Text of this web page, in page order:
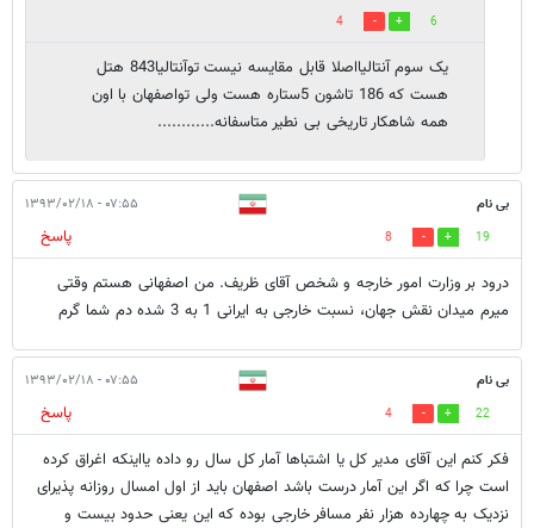
6
4
یک سوم آنتالیااصلا قابل مقایسه نیست توآنتالیا843 هتل
هست که 186 تاشون 5ستاره هست ولی تواصفهان با اون
همه شاهکار تاریخی بی نطیر متاسفانه............
بی نام ۰۷:۵۵ - ۱۳۹۳/۰۲/۱۸
19
8
پاسخ
درود بر وزارت امور خارجه و شخص آقای ظریف. من اصفهانی هستم وقتی
میرم میدان نقش جهان، نسبت خارجی به ایرانی 1 به 3 شده دم شما گرم
بی نام ۰۷:۵۵ - ۱۳۹۳/۰۲/۱۸
22
4
پاسخ
فکر کنم این آقای مدیر کل یا اشتباها آمار کل سال رو داده یااینکه اغراق کرده
است چرا که اگر این آمار درست باشد اصفهان باید از اول امسال روزانه پذیرای
نزدیک به چهارده هزار نفر مسافر خارجی بوده که این یعنی حدود بیست و